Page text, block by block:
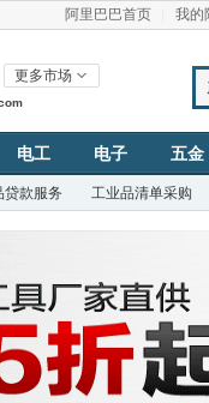
阿里巴巴首页 我的
更多市场
电工 电子 五金
贷款服务 工业品清单采购